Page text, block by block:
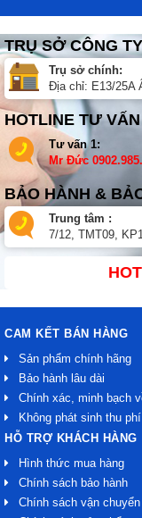
TRỤ SỞ CÔNG TY
Trụ sở chính:
Địa chỉ: E13/25A
HOTLINE TƯ VẤN
Tư vấn 1:
Mr Đức
BẢO HÀNH &
Trung tâm :
7/12, TMT09,
CAM KẾT BÁN HÀNG
Sản phẩm chính hãng
Bảo hành lâu dài
Chính xác, minh bạch
Không phát sinh thu phí
HỖ TRỢ KHÁCH HÀNG
Hình thức mua hàng
Chính sách bảo hành
Chính sách vận chuyển